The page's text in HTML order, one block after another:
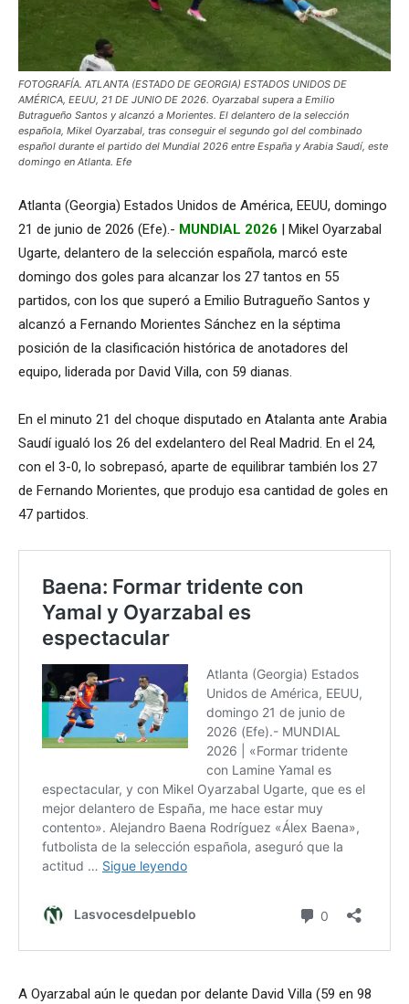
FOTOGRAFÍA. ATLANTA (ESTADO DE GEORGIA) ESTADOS UNIDOS DE
AMÉRICA, EEUU, 21 DE JUNIO DE 2026. Oyarzabal supera a Emilio
Butragueño Santos y alcanzó a Morientes. El delantero de la selección
española, Mikel Oyarzabal, tras conseguir el segundo gol del combinado
español durante el partido del Mundial 2026 entre España y Arabia Saudí, este
domingo en Atlanta. Efe
Atlanta (Georgia) Estados Unidos de América, EEUU, domingo
21 de junio de 2026 (Efe).- MUNDIAL 2026 | Mikel Oyarzabal
Ugarte, delantero de la selección española, marcó este
domingo dos goles para alcanzar los 27 tantos en 55
partidos, con los que superó a Emilio Butragueño Santos y
alcanzó a Fernando Morientes Sánchez en la séptima
posición de la clasificación histórica de anotadores del
equipo, liderada por David Villa, con 59 dianas.
En el minuto 21 del choque disputado en Atalanta ante Arabia
Saudí igualó los 26 del exdelantero del Real Madrid. En el 24,
con el 3-0, lo sobrepasó, aparte de equilibrar también los 27
de Fernando Morientes, que produjo esa cantidad de goles en
47 partidos.
A Oyarzabal aún le quedan por delante David Villa (59 en 98